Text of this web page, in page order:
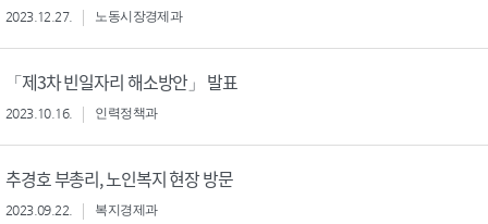
2023.12.27. 노동시장경제과
「제3차 빈일자리 해소방안」 발표
2023.10.16. 인력정책과
추경호 부총리, 노인복지 현장 방문
2023.09.22. 복지경제과